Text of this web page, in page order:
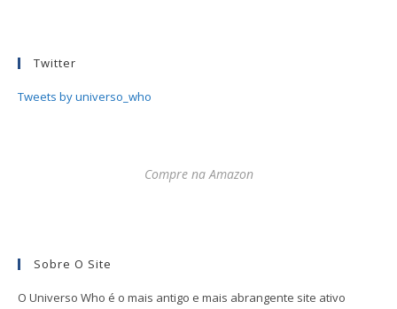
Twitter
Tweets by universo_who
Compre na Amazon
Sobre O Site
O Universo Who é o mais antigo e mais abrangente site ativo